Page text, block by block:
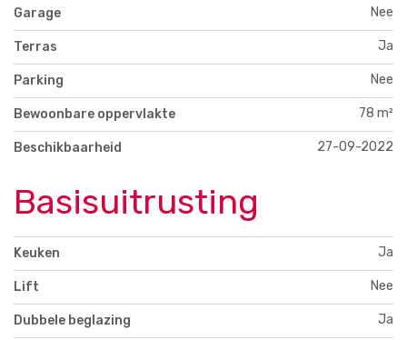
Garage Nee
Terras Ja
Parking Nee
Bewoonbare oppervlakte 78 m²
Beschikbaarheid 27-09-2022
Basisuitrusting
Keuken Ja
Lift Nee
Dubbele beglazing Ja